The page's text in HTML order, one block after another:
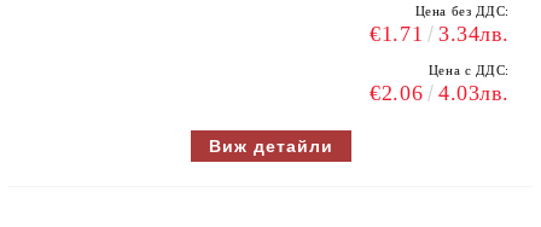
Цена без ДДС:
€1.71 3.34лв.
Цена с ДДС:
€2.06 4.03лв.
Виж детайли